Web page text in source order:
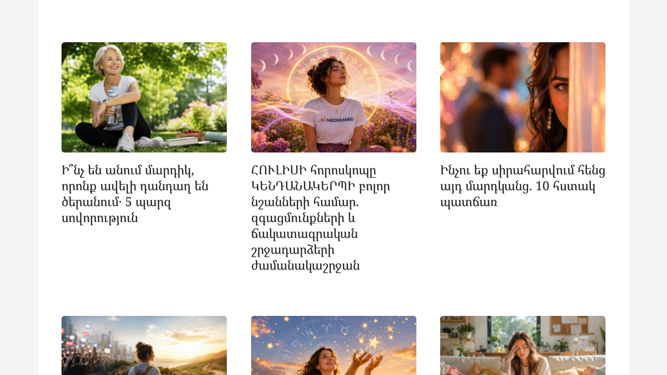
Ի՞նչ են անում մարդիկ,
որոնք ավելի դանդաղ են
ծերանում․ 5 պարզ
սովորություն
ՀՈՒԼԻՍԻ հորոսկոպը
ԿԵՆԴԱՆԱԿԵՐՊԻ բոլոր
նշանների համար.
զգացմունքների և
ճակատագրական
շրջադարձերի
ժամանակաշրջան
Ինչու եք սիրահարվում հենց
այդ մարդկանց. 10 հստակ
պատճառ